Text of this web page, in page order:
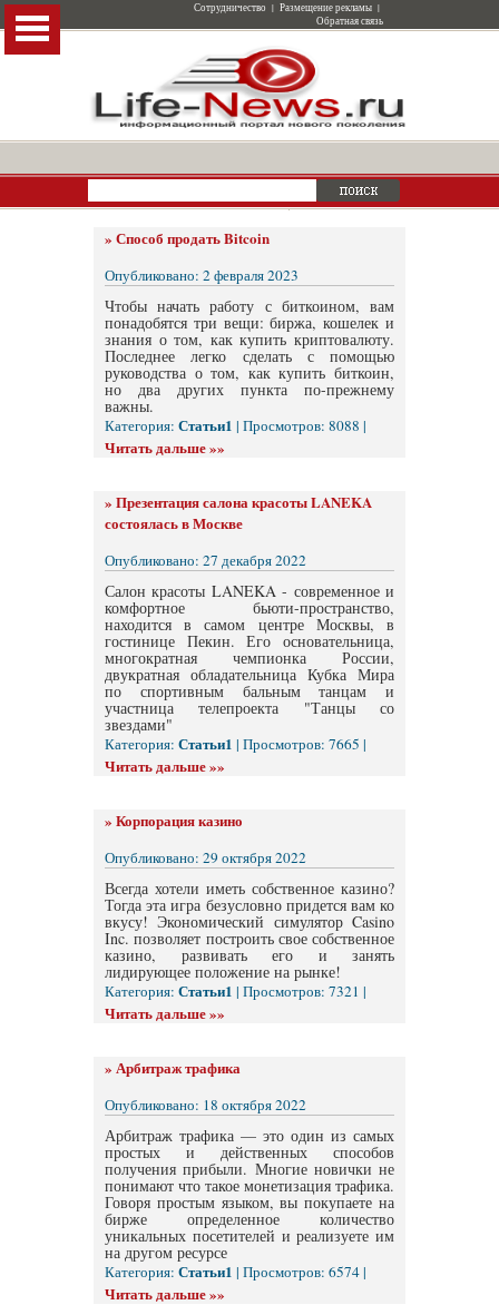
Сотрудничество | Размещение рекламы |
Обратная связь
» Способ продать Bitcoin
Опубликовано: 2 февраля 2023
Чтобы начать работу с биткоином, вам
понадобятся три вещи: биржа, кошелек и
знания о том, как купить криптовалюту.
Последнее легко сделать с помощью
руководства о том, как купить биткоин,
но два других пункта по-прежнему
важны.
Категория: Статьи1 | Просмотров: 8088 |
Читать дальше »»
» Презентация салона красоты LANEKA
состоялась в Москве
Опубликовано: 27 декабря 2022
Салон красоты LANEKA - современное и
комфортное бьюти-пространство,
находится в самом центре Москвы, в
гостинице Пекин. Его основательница,
многократная чемпионка России,
двукратная обладательница Кубка Мира
по спортивным бальным танцам и
участница телепроекта "Танцы со
звездами"
Категория: Статьи1 | Просмотров: 7665 |
Читать дальше »»
» Корпорация казино
Опубликовано: 29 октября 2022
Всегда хотели иметь собственное казино?
Тогда эта игра безусловно придется вам ко
вкусу! Экономический симулятор Casino
Inc. позволяет построить свое собственное
казино, развивать его и занять
лидирующее положение на рынке!
Категория: Статьи1 | Просмотров: 7321 |
Читать дальше »»
» Арбитраж трафика
Опубликовано: 18 октября 2022
Арбитраж трафика — это один из самых
простых и действенных способов
получения прибыли. Многие новички не
понимают что такое монетизация трафика.
Говоря простым языком, вы покупаете на
бирже определенное количество
уникальных посетителей и реализуете им
на другом ресурсе
Категория: Статьи1 | Просмотров: 6574 |
Читать дальше »»